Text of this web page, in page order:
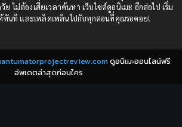
ร์ตูน(1)
ก้าวผ่านวัย(6)
1979
ย ไม่ต้องเสียเวลาค้นหา เว็บไซต์ดูอนิเมะ อีกต่อไป เริ่ม
ทันที และเพลิดเพลินไปกับทุกตอนที่คุณรอคอย!
ดูอนิเมะออนไลน์ฟรี
อัพเดตล่าสุดก่อนใคร